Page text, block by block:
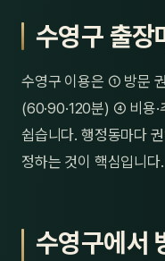
수영구 출장
수영구 이용은 ① 방문
(60·90·120분) ④ 비용·
쉽습니다. 행정동마다
정하는 것이 핵심입니다.
수영구에서